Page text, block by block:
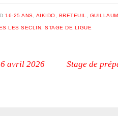
16-25 ANS AÏKIDO BRETEUIL
LES SECLIN ,STAGE DE LIGUE
avril 2026 Stage de